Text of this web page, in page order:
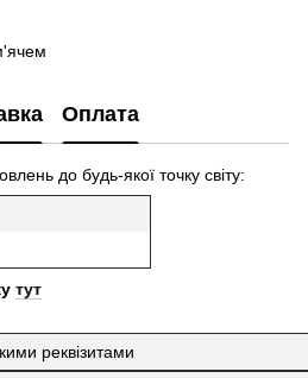
Оплата
до будь-якої точку світу:
тут
реквізитами